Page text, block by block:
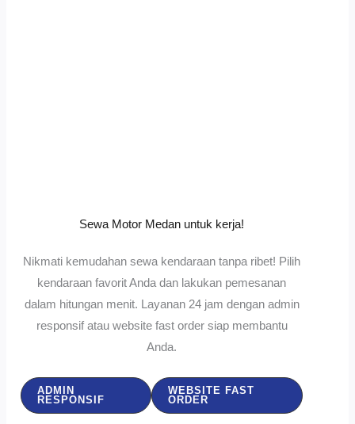
Sewa Motor Medan untuk kerja!
Nikmati kemudahan sewa kendaraan tanpa ribet! Pilih
kendaraan favorit Anda dan lakukan pemesanan
dalam hitungan menit. Layanan 24 jam dengan admin
responsif atau website fast order siap membantu
Anda.
ADMIN
RESPONSIF
WEBSITE FAST
ORDER